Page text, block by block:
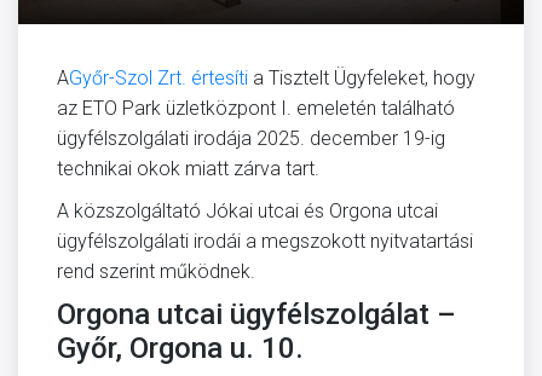
AGyőr-Szol Zrt. értesíti a Tisztelt Ügyfeleket, hogy
az ETO Park üzletközpont I. emeletén található
ügyfélszolgálati irodája 2025. december 19-ig
technikai okok miatt zárva tart.
A közszolgáltató Jókai utcai és Orgona utcai
ügyfélszolgálati irodái a megszokott nyitvatartási
rend szerint működnek.
Orgona utcai ügyfélszolgálat –
Győr, Orgona u. 10.